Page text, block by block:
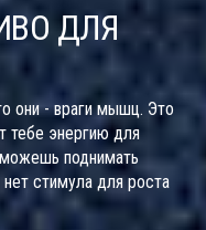
ДЛЯ
они - враги мышц. Это
тебе энергию для
поднимать
стимула для роста